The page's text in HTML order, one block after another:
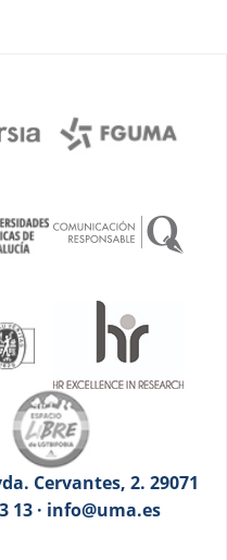
Cervantes, 2. 29071
13 · info@uma.es